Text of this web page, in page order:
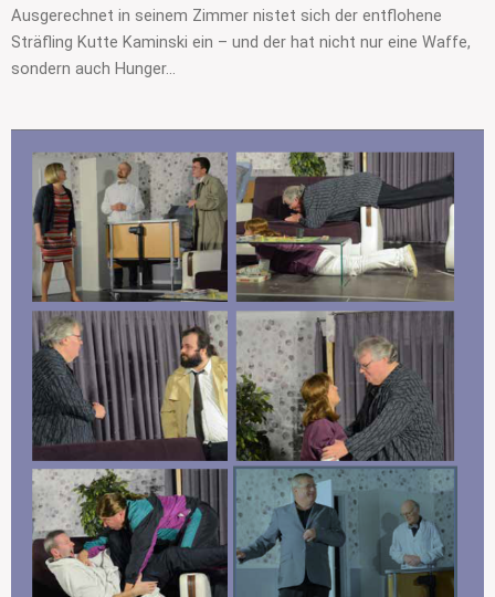
Ausgerechnet in seinem Zimmer nistet sich der entflohene
Sträfling Kutte Kaminski ein – und der hat nicht nur eine Waffe,
sondern auch Hunger…